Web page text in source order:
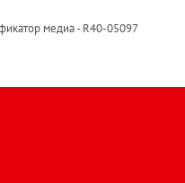
медиа - R40-05097